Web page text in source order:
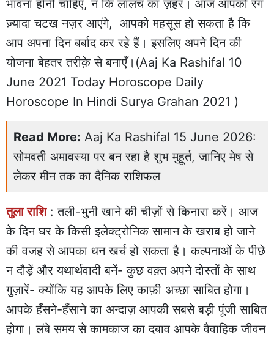
भावना होनी चाहिए, न कि लालच का ज़हर। आज आपको रंग
ज़्यादा चटख नज़र आएंगे, आपको महसूस हो सकता है कि
आप अपना दिन बर्बाद कर रहे हैं। इसलिए अपने दिन की
योजना बेहतर तरीक़े से बनाएँ।(Aaj Ka Rashifal 10
June 2021 Today Horoscope Daily
Horoscope In Hindi Surya Grahan 2021 )
Read More: Aaj Ka Rashifal 15 June 2026:
सोमवती अमावस्या पर बन रहा है शुभ मुहूर्त, जानिए मेष से
लेकर मीन तक का दैनिक राशिफल
तुला राशि: तली-भुनी खाने की चीज़ों से किनारा करें। आज
के दिन घर के किसी इलेक्ट्रोनिक सामान के खराब हो जाने
की वजह से आपका धन खर्च हो सकता है। कल्पनाओं के पीछे
न दौड़ें और यथार्थवादी बनें- कुछ वक़्त अपने दोस्तों के साथ
गुज़ारें- क्योंकि यह आपके लिए काफ़ी अच्छा साबित होगा।
आपके हँसने-हँसाने का अन्दाज़ आपकी सबसे बड़ी पूंजी साबित
होगा। लंबे समय से कामकाज का दबाव आपके वैवाहिक जीवन